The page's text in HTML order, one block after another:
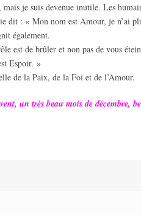
je suis devenue inutile. Les
dit : « Mon nom est Amour, je n’ai
également.
est de brûler et non pas de vous
Espoir. »
de la Paix, de la Foi et de l’Amour.
un très beau mois de décembre,